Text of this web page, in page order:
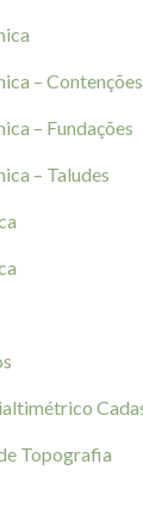
– Contenções
– Fundações
– Taludes
Topografia